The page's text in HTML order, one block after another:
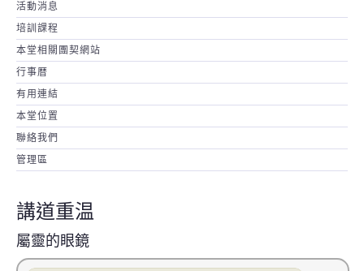
活動消息
培訓課程
本堂相關團契網站
行事暦
有用連結
本堂位置
聯絡我們
管理區
講道重温
屬靈的眼鏡